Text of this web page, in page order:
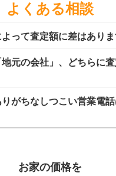
よくある相談
って査定額に差はありま
地元の会社」、どちらに
がちなしつこい営業電
お家の価格を